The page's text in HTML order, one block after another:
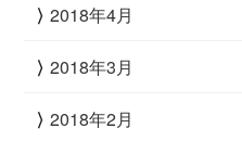
2018年4月
2018年3月
2018年2月